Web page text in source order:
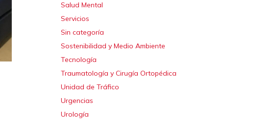
Salud Mental
Servicios
Sin categoría
Sostenibilidad y Medio Ambiente
Tecnología
Traumatología y Cirugía Ortopédica
Unidad de Tráfico
Urgencias
Urología